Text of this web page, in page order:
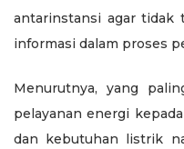
antarinstansi agar tidak
informasi dalam proses
Menurutnya, yang
pelayanan energi
dan kebutuhan listrik